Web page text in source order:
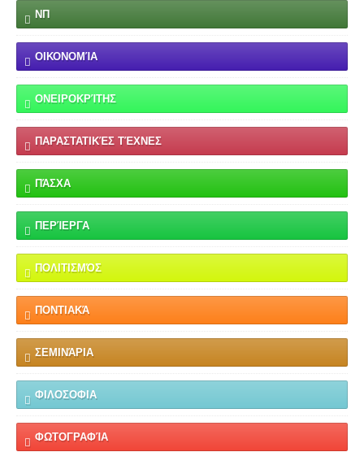
ΝΠ
ΟΙΚΟΝΟΜΊΑ
ΟΝΕΙΡΟΚΡΊΤΗΣ
ΠΑΡΑΣΤΑΤΙΚΈΣ ΤΈΧΝΕΣ
ΠΆΣΧΑ
ΠΕΡΊΕΡΓΑ
ΠΟΛΙΤΙΣΜΌΣ
ΠΟΝΤΙΑΚΆ
ΣΕΜΙΝΆΡΙΑ
ΦΙΛΟΣΟΦΙΑ
ΦΩΤΟΓΡΑΦΊΑ